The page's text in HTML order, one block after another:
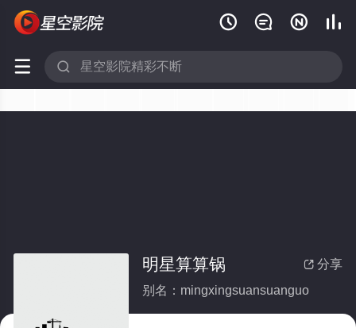
   
 
 分享
明星算算锅
别名：mingxingsuansuanguo